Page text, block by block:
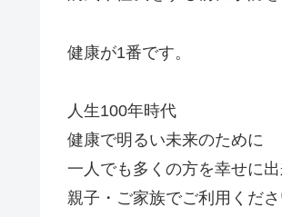
健康が1番です。
人生100年時代
健康で明るい未来のために
一人でも多くの方を幸せに
親子・ご家族でご利用くだ